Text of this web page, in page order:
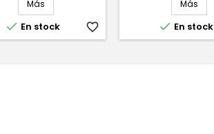
Más
 En stock favorite_border
Más
 En stock